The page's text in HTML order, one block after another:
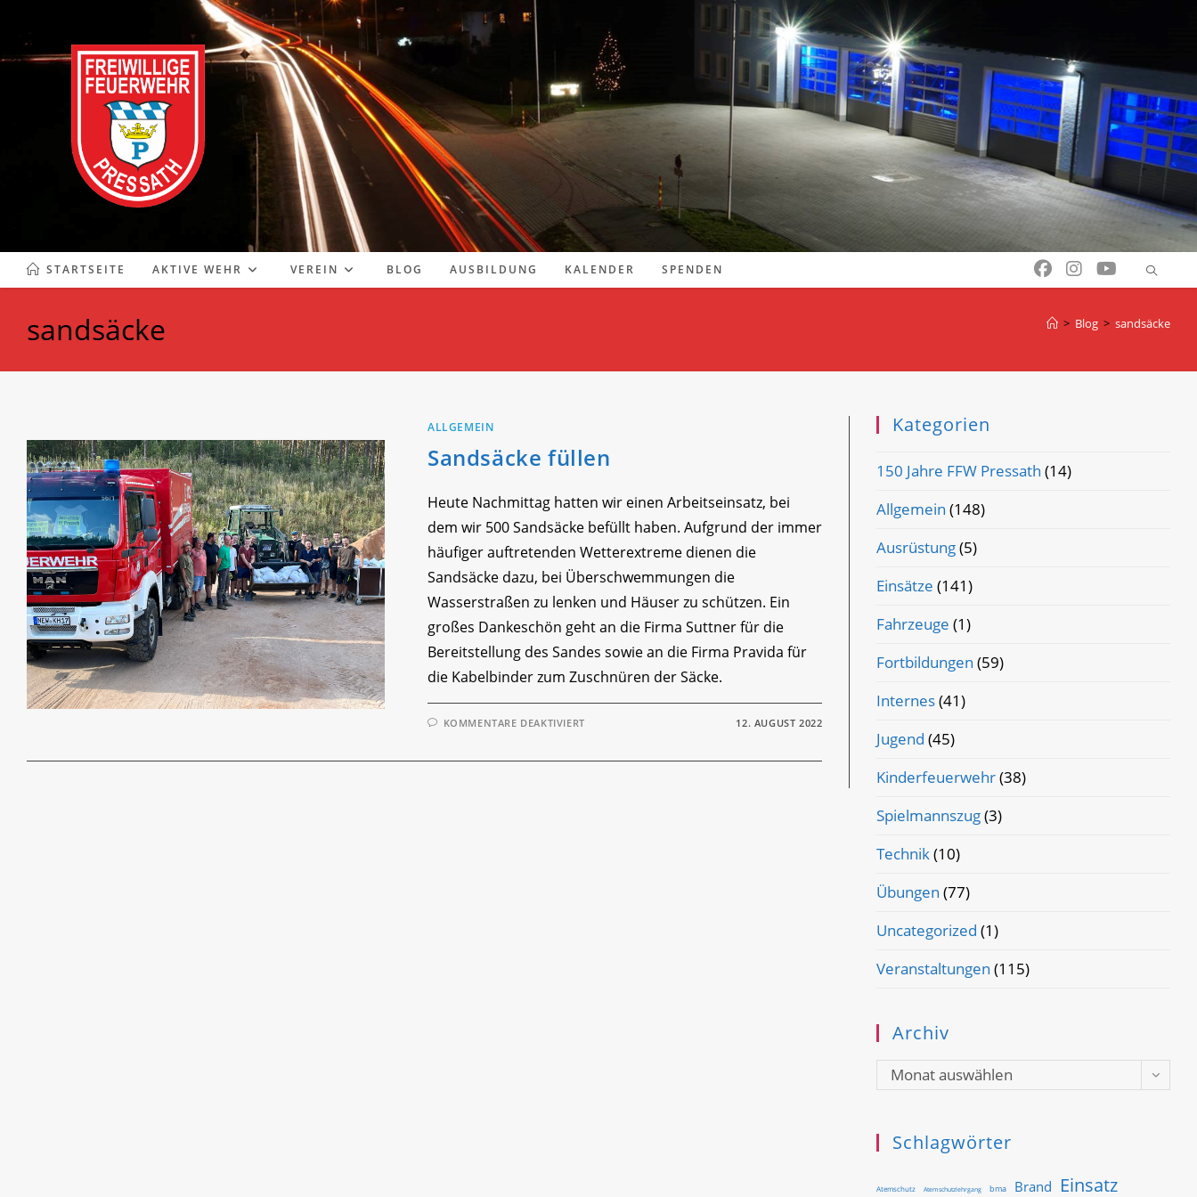
springen
STARTSEITE AKTIVE WEHR VEREIN BLOG AUSBILDUNG KALENDER SPENDEN
sandsäcke > Blog > sandsäcke
ALLGEMEIN
Sandsäcke füllen
Heute Nachmittag hatten wir einen Arbeitseinsatz, bei
dem wir 500 Sandsäcke befüllt haben. Aufgrund der immer
häufiger auftretenden Wetterextreme dienen die
Sandsäcke dazu, bei Überschwemmungen die
Wasserstraßen zu lenken und Häuser zu schützen. Ein
großes Dankeschön geht an die Firma Suttner für die
Bereitstellung des Sandes sowie an die Firma Pravida für
die Kabelbinder zum Zuschnüren der Säcke.
KOMMENTARE DEAKTIVIERTFÜR 12. AUGUST 2022
Kategorien
150 Jahre FFW Pressath (14)
Allgemein (148)
Ausrüstung(5)
Einsätze (141)
Fahrzeuge (1)
Fortbildungen (59)
Internes(41)
Jugend (45)
Kinderfeuerwehr(38)
Spielmannszug(3)
Technik(10)
Übungen (77)
Uncategorized (1)
Veranstaltungen (115)
Archiv
Archiv
Monat auswählen
Schlagwörter
Atemschutz Atemschutzlehrgang bma Brand Einsatz